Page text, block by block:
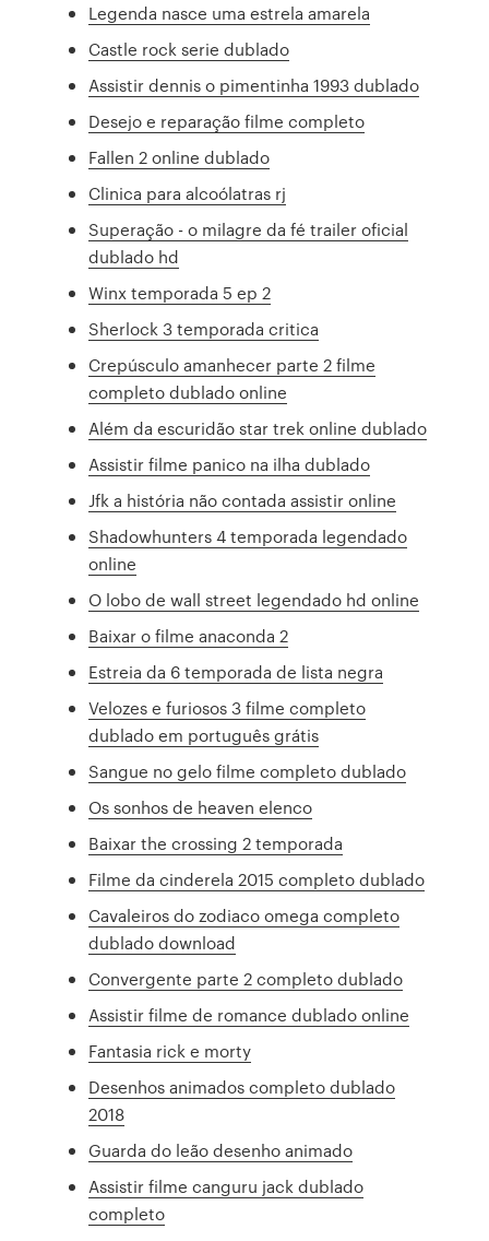
Legenda nasce uma estrela amarela
Castle rock serie dublado
Assistir dennis o pimentinha 1993 dublado
Desejo e reparação filme completo
Fallen 2 online dublado
Clinica para alcoólatras rj
Superação - o milagre da fé trailer oficial
dublado hd
Winx temporada 5 ep 2
Sherlock 3 temporada critica
Crepúsculo amanhecer parte 2 filme
completo dublado online
Além da escuridão star trek online dublado
Assistir filme panico na ilha dublado
Jfk a história não contada assistir online
Shadowhunters 4 temporada legendado
online
O lobo de wall street legendado hd online
Baixar o filme anaconda 2
Estreia da 6 temporada de lista negra
Velozes e furiosos 3 filme completo
dublado em português grátis
Sangue no gelo filme completo dublado
Os sonhos de heaven elenco
Baixar the crossing 2 temporada
Filme da cinderela 2015 completo dublado
Cavaleiros do zodiaco omega completo
dublado download
Convergente parte 2 completo dublado
Assistir filme de romance dublado online
Fantasia rick e morty
Desenhos animados completo dublado
2018
Guarda do leão desenho animado
Assistir filme canguru jack dublado
completo